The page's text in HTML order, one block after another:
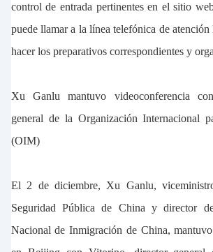
control de entrada pertinentes en el sitio
puede llamar a la línea telefónica de
hacer los preparativos correspondientes y
Xu Ganlu mantuvo videoconferencia
general de la Organización Internacional
(OIM)
El 2 de diciembre, Xu Ganlu,
Seguridad Pública de China y director
Nacional de Inmigración de China,